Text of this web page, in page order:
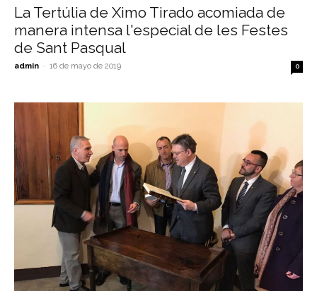
La Tertúlia de Ximo Tirado acomiada de
manera intensa l'especial de les Festes
de Sant Pasqual
admin - 16 de mayo de 2019 0